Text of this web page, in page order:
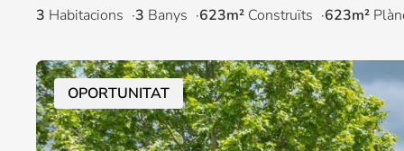
3 Habitacions 3 Banys 623m² Construïts 623m²
OPORTUNITAT